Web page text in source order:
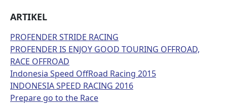
ARTIKEL
PROFENDER STRIDE RACING
PROFENDER IS ENJOY GOOD TOURING OFFROAD,
RACE OFFROAD
Indonesia Speed OffRoad Racing 2015
INDONESIA SPEED RACING 2016
Prepare go to the Race